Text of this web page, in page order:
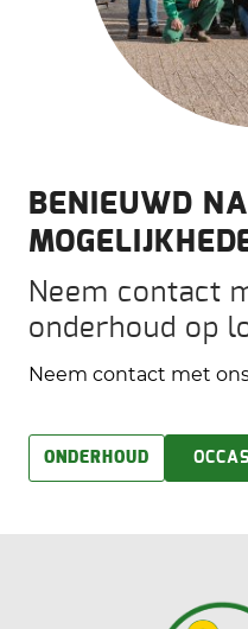
BENIEUWD
Neem contact
onderhoud op
Neem contact met ons
ONDERHOUD